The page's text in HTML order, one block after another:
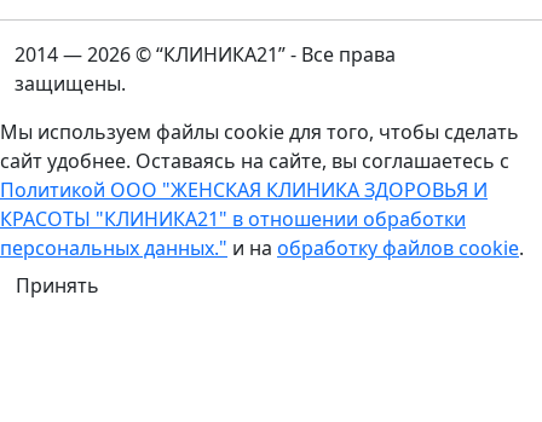
2014 — 2026 © “КЛИНИКА21” - Все права
защищены.
Мы используем файлы cookie для того, чтобы сделать
сайт удобнее. Оставаясь на сайте, вы соглашаетесь с
Политикой ООО "ЖЕНСКАЯ КЛИНИКА ЗДОРОВЬЯ И
КРАСОТЫ "КЛИНИКА21" в отношении обработки
персональных данных." и на обработку файлов cookie.
Принять